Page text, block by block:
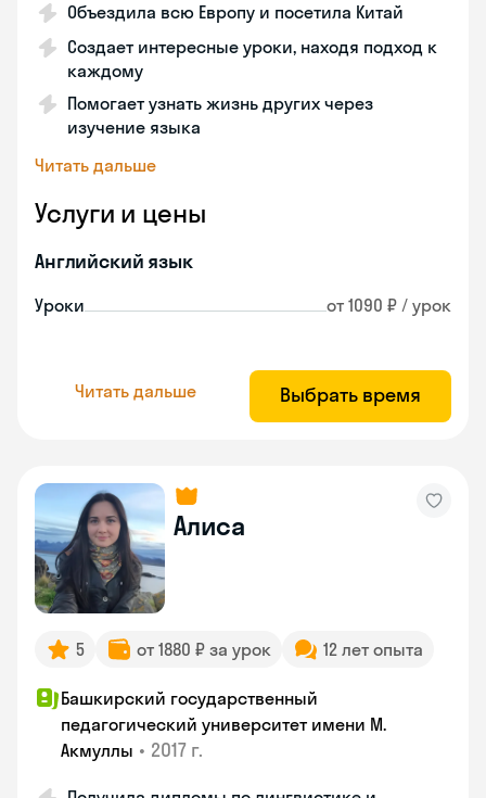
Объездила всю Европу и посетила Китай
Создает интересные уроки, находя подход к
каждому
Помогает узнать жизнь других через
изучение языка
Читать дальше
Услуги и цены
Английский язык
Уроки от 1090 ₽ / урок
Читать дальше Выбрать время
Алиса
5 от 1880 ₽ за урок 12 лет опыта
Башкирский государственный
педагогический университет имени М.
Акмуллы • 2017 г.